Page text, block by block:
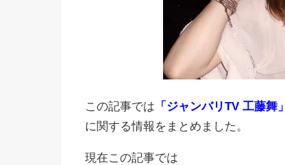
この記事では 「ジャンバリTV 工藤舞」
に関する情報をまとめました。
現在この記事では